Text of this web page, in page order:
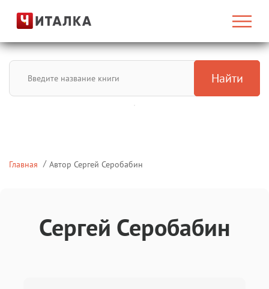
Найти
Главная Автор Сергей Серобабин
Сергей Серобабин